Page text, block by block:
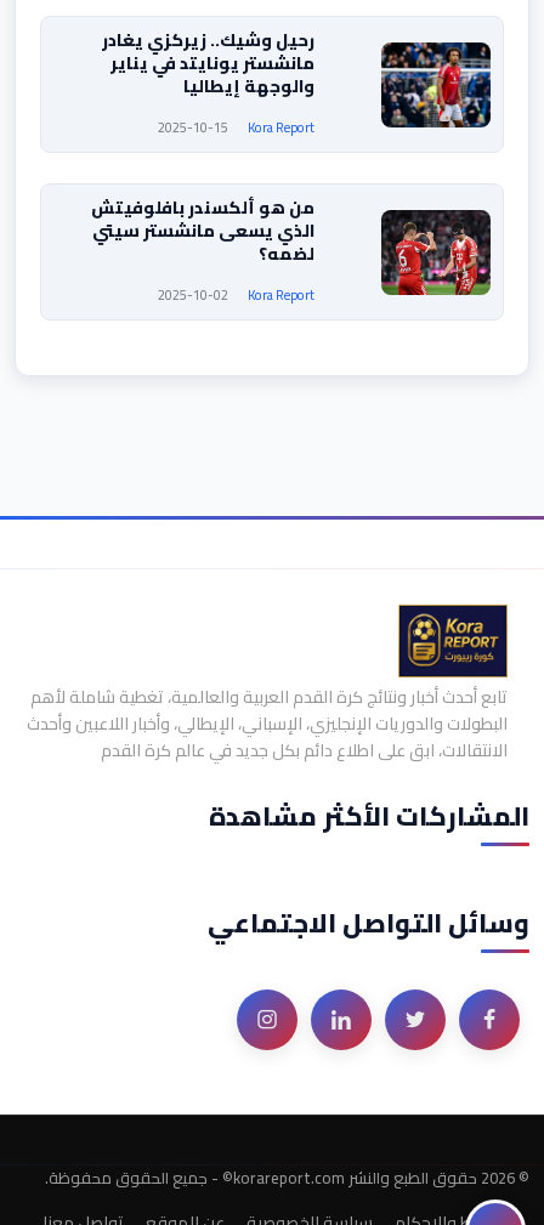
رحيل وشيك.. زيركزي يغادر
مانشستر يونايتد في يناير
والوجهة إيطاليا
Kora Report
2025-10-15
من هو ألكسندر بافلوفيتش
الذي يسعى مانشستر سيتي
لضمه؟
Kora Report
2025-10-02
تابع أحدث أخبار ونتائج كرة القدم العربية والعالمية، تغطية شاملة لأهم
البطولات والدوريات الإنجليزي، الإسباني، الإيطالي، وأخبار اللاعبين وأحدث
الانتقالات، ابق على اطلاع دائم بكل جديد في عالم كرة القدم
المشاركات الأكثر مشاهدة
وسائل التواصل الاجتماعي
© 2026 حقوق الطبع والنشر ‎©korareport.com - جميع الحقوق محفوظة.